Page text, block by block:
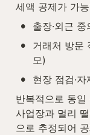
세액 공제가 가
• 출장·외근
•
거래처 방문
모)
•
현장 점검·
반복적으로 동
사업장과 멀리
으로 추정되어